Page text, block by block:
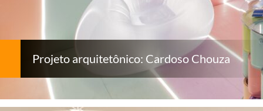
Projeto arquitetônico: Cardoso Chouza